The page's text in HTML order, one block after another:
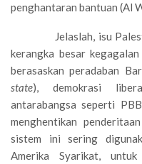
penghantaran bantuan (Al
Jelaslah, isu Palestin
kerangka besar
berasaskan peradaban
state), demokrasi
antarabangsa seperti
menghentikan
sistem ini sering
Amerika Syarikat,